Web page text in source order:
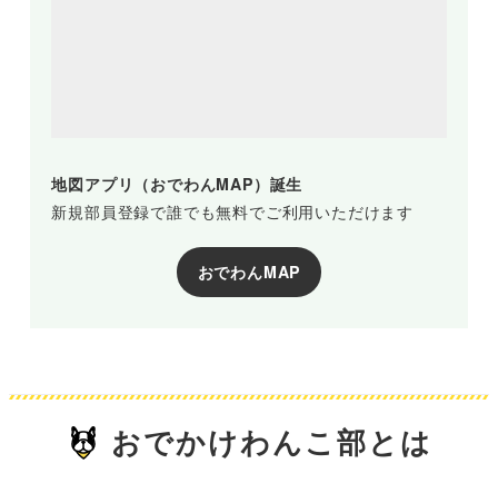
地図アプリ（おでわんMAP）誕生
新規部員登録で誰でも無料でご利用いただけます
おでわんMAP
おでかけわんこ部とは